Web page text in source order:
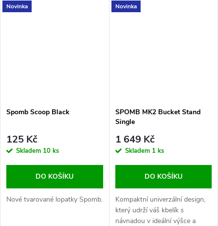
Novinka
Spomb Scoop Black
125 Kč
Skladem 10 ks
DO KOŠÍKU
Nové tvarované lopatky Spomb.
Novinka
SPOMB MK2 Bucket Stand
Single
1 649 Kč
Skladem 1 ks
DO KOŠÍKU
Kompaktní univerzální design,
který udrží váš kbelík s
návnadou v ideální výšce a